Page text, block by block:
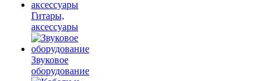
Гитары,
аксессуары
Звуковое
оборудование